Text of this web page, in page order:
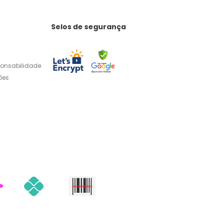
Selos de segurança